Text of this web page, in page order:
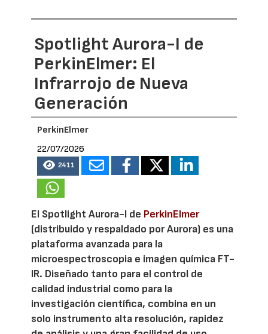
Spotlight Aurora-I de
PerkinElmer: El
Infrarrojo de Nueva
Generación
PerkinElmer
22/07/2026
2411
El Spotlight Aurora-I de PerkinElmer
(distribuido y respaldado por Aurora) es una
plataforma avanzada para la
microespectroscopia e imagen química FT-
IR. Diseñado tanto para el control de
calidad industrial como para la
investigación científica, combina en un
solo instrumento alta resolución, rapidez